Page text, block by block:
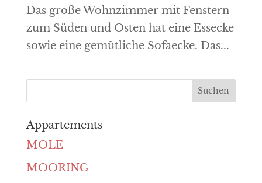
Das große Wohnzimmer mit Fenstern
zum Süden und Osten hat eine Essecke
sowie eine gemütliche Sofaecke. Das...
Appartements
MOLE
MOORING